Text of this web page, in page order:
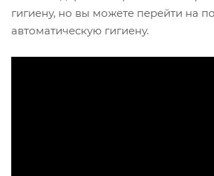
гигиену, но вы можете перейти на
автоматическую гигиену.